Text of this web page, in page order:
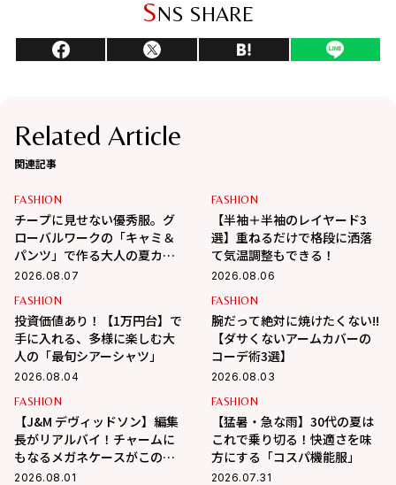
SNS SHARE
Related Article
関連記事
FASHION
チープに見せない優秀服。グ
ローバルワークの「キャミ＆
パンツ」で作る大人の夏カジ
ュアル
2026.08.07
FASHION
【半袖＋半袖のレイヤード3
選】重ねるだけで格段に洒落
て気温調整もできる！
2026.08.06
FASHION
投資価値あり！【1万円台】で
手に入れる、多様に楽しむ大
人の「最旬シアーシャツ」
2026.08.04
FASHION
腕だって絶対に焼けたくない!!
【ダサくないアームカバーの
コーデ術3選】
2026.08.03
FASHION
【J&M デヴィッドソン】編集
長がリアルバイ！チャームに
もなるメガネケースがこの夏
大活躍の予感
2026.08.01
FASHION
【猛暑・急な雨】30代の夏は
これで乗り切る！快適さを味
方にする「コスパ機能服」
2026.07.31